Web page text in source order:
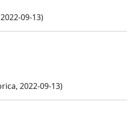
09-13)
2022-09-13)